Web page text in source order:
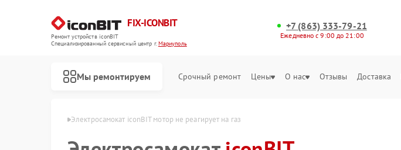
FIX-ICONBIT
Ремонт устройств iconBIT
Специализированный cервисный центр г.Мариуполь
+7 (863) 333-79-21
Ежедневно с 9:00 до 21:00
Мы ремонтируем Срочный ремонт Цены О нас Отзывы Доставка
в Мариуполе Электросамокат iconBIT мотор не реагирует на газ